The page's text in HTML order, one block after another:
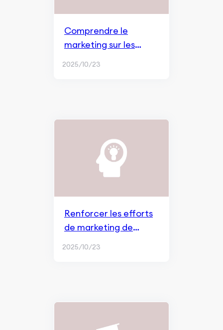
Comprendre le
marketing sur les
2025/10/23
Renforcer les efforts
de marketing de
2025/10/23